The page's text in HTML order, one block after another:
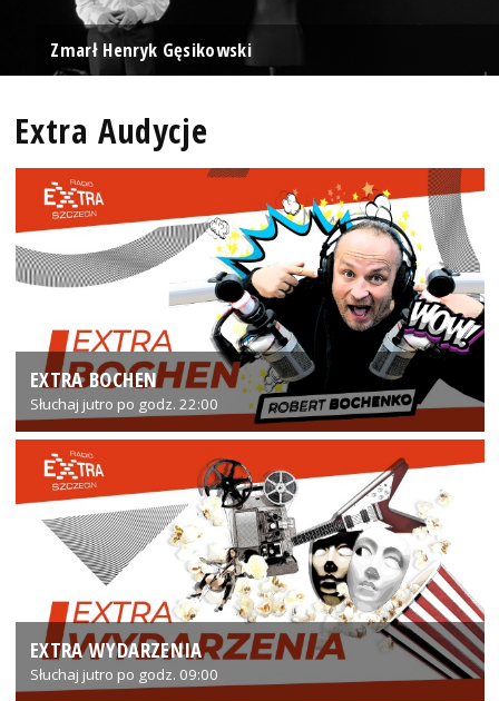
Zmarł Henryk Gęsikowski
Extra Audycje
EXTRA BOCHEN
Słuchaj jutro po godz. 22:00
EXTRA WYDARZENIA
Słuchaj jutro po godz. 09:00